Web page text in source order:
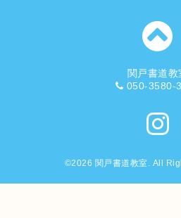
関戸書道教
050-3580-
©2026 関戸書道教室. All